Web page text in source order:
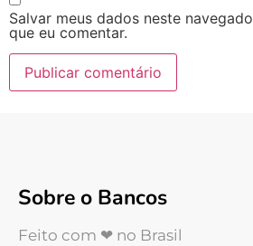
Salvar meus dados neste
que eu comentar.
Sobre o Bancos
Feito com ❤ no Brasil